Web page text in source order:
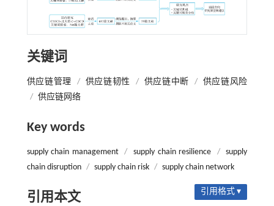
关键词
供应链管理 / 供应链韧性 / 供应链中断 /
供应链风险
/ 供应链网络
Key words
supply chain management / supply chain resilience /
supply
chain disruption / supply chain risk / supply chain network
引用本文 引用格式 ▾